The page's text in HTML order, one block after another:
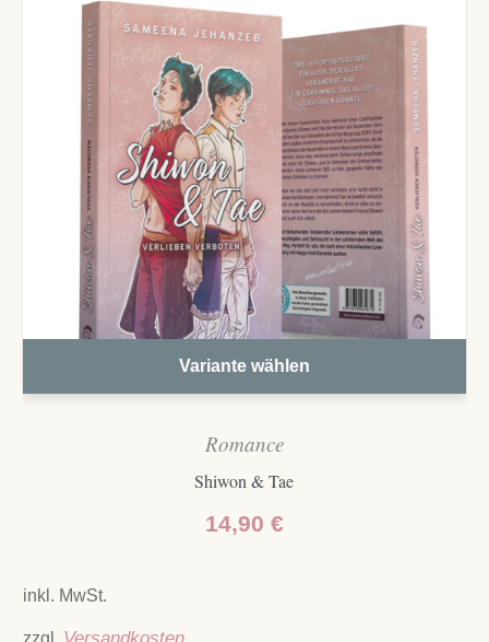
Variante wählen
Romance
Shiwon & Tae
14,90 €
inkl. MwSt.
zzgl.